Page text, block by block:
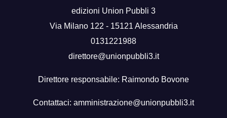
edizioni Union Pubbli 3
Via Milano 122 - 15121 Alessandria
0131221988
direttore@unionpubbli3.it
Direttore responsabile: Raimondo Bovone
Contattaci: amministrazione@unionpubbli3.it